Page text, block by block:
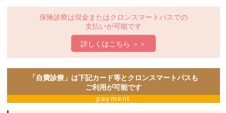
保険診療は現金またはクロンスマートパスでの
支払いが可能です
詳しくはこちら ＞＞
「自費診療」は下記カード等とクロンスマートパスも
ご利用が可能です
payment